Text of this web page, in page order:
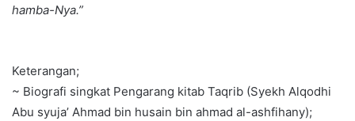
hamba-Nya.”
Keterangan;
~ Biografi singkat Pengarang kitab Taqrib (Syekh Alqodhi
Abu syuja’ Ahmad bin husain bin ahmad al-ashfihany);